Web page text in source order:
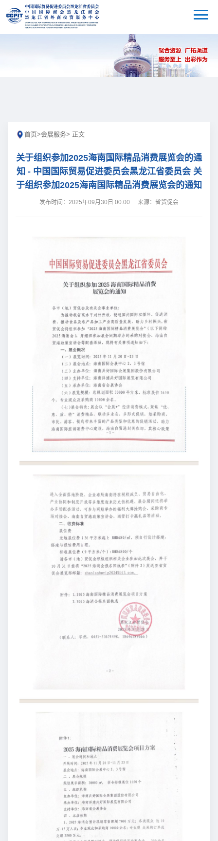
首页>会展服务> 正文
关于组织参加2025海南国际精品消费展览会的通
知 - 中国国际贸易促进委员会黑龙江省委员会 关
于组织参加2025海南国际精品消费展览会的通知
发布时间：2025年09月30日 00:00 来源：省贸促会